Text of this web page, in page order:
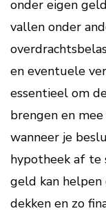
onder eigen
vallen onder
en eventuele
essentieel om
brengen en
wanneer je
hypotheek af te
geld kan
dekken en zo